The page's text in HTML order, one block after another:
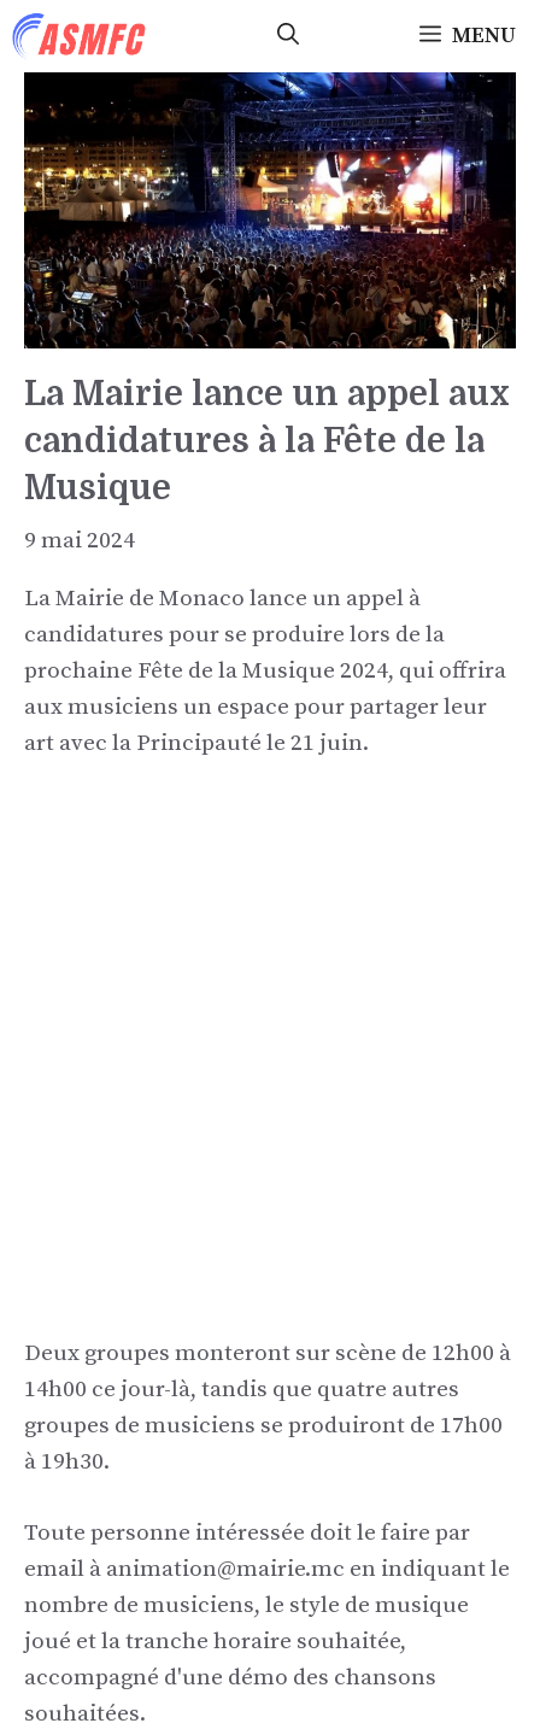
Aller
au
MENU
La Mairie lance un appel aux
candidatures à la Fête de la
Musique
9 mai 2024
La Mairie de Monaco lance un appel à
candidatures pour se produire lors de la
prochaine Fête de la Musique 2024, qui offrira
aux musiciens un espace pour partager leur
art avec la Principauté le 21 juin.
Deux groupes monteront sur scène de 12h00 à
14h00 ce jour-là, tandis que quatre autres
groupes de musiciens se produiront de 17h00
à 19h30.
Toute personne intéressée doit le faire par
email à animation@mairie.mc en indiquant le
nombre de musiciens, le style de musique
joué et la tranche horaire souhaitée,
accompagné d'une démo des chansons
souhaitées.